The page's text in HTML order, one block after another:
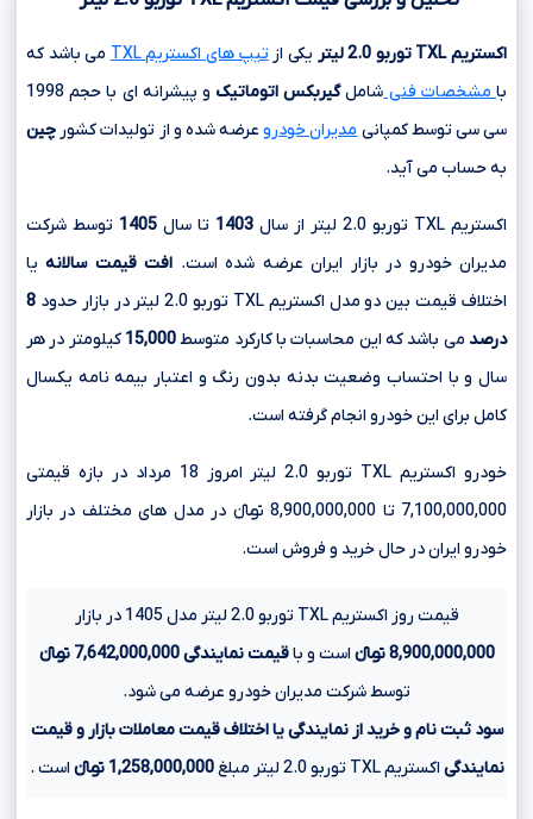
اکستریمTXL توربو 2.0لیتر یکی از تیپ های اکستریم TXL
می باشد که
بامشخصات فنی شاملگیربکس اتوماتیک و پیشرانه ای با حجم 1998
سی سی توسط کمپانی مدیران خودروعرضه شده و از تولیدات کشور چین
به حساب می آید.
اکستریم TXL توربو 2.0 لیتر از سال 1403 تا سال 1405 توسط شرکت
مدیران خودرو در بازار ایران عرضه شده است. افت قیمت سالانهیا
اختلاف قیمت بین دو مدل اکستریم TXL توربو 2.0 لیتر در بازار حدود
8
درصد می باشد که این محاسبات با کارکرد متوسط15,000 کیلومتر در هر
سال و با احتساب وضعیت بدنه بدون رنگ و اعتبار بیمه نامه یکسال
کامل برای این خودرو انجام گرفته است.
خودرو اکستریم TXL توربو 2.0 لیتر امروز 18 مرداد در بازه قیمتی
7,100,000,000 تا 8,900,000,000 تومانءءء در مدل های مختلف در بازار
خودرو ایران در حال خرید و فروش است.
قیمت روز اکستریم TXL توربو 2.0 لیتر مدل 1405 در بازار
8,900,000,000 تومانءءء
است و باقیمت نمایندگی7,642,000,000 تومانءءء
توسط شرکت مدیران خودرو عرضه می شود.
سود ثبت نام و خرید از نمایندگی یا اختلاف قیمت معاملات بازار و قیمت
نمایندگی اکستریم TXL توربو 2.0 لیتر مبلغ 1,258,000,000 تومانءءء است .